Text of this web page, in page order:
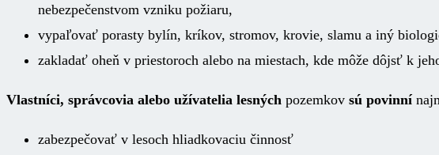
nebezpečenstvom vzniku požiaru,
vypaľovať porasty bylín, kríkov, stromov, krovie, slamu a iný
zakladať oheň v priestoroch alebo na miestach, kde môže dôjsť k
Vlastníci, správcovia alebo užívatelia lesných pozemkov sú povinní
zabezpečovať v lesoch hliadkovaciu činnosť